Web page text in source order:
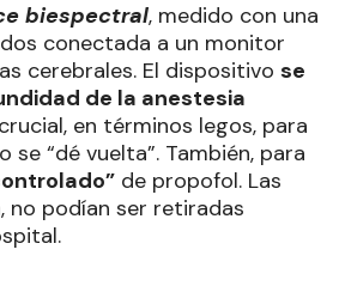
biespectral, medido con una
conectada a un monitor
cerebrales. El dispositivo se
de la anestesia
en términos legos, para
se “dé vuelta”. También, para
de propofol. Las
no podían ser retiradas